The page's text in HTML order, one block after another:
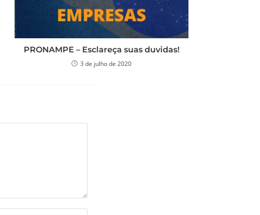
PRONAMPE – Esclareça suas duvidas!
3 de julho de 2020